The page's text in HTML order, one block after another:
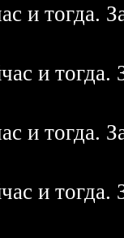
и тогда.
и
и тогда.
и